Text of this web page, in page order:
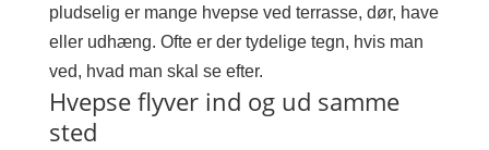
pludselig er mange hvepse ved terrasse, dør, have
eller udhæng. Ofte er der tydelige tegn, hvis man
ved, hvad man skal se efter.
Hvepse flyver ind og ud samme
sted